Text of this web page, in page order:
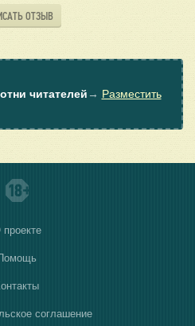
ОТЗЫВ
читателей → Разместить
соглашение